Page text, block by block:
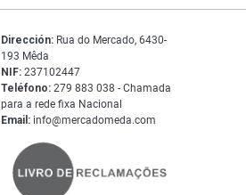
Dirección: Rua do Mercado, 6430-
193 Mêda
NIF: 237102447
Teléfono: 279 883 038 - Chamada
para a rede fixa Nacional
Email: info@mercadomeda.com